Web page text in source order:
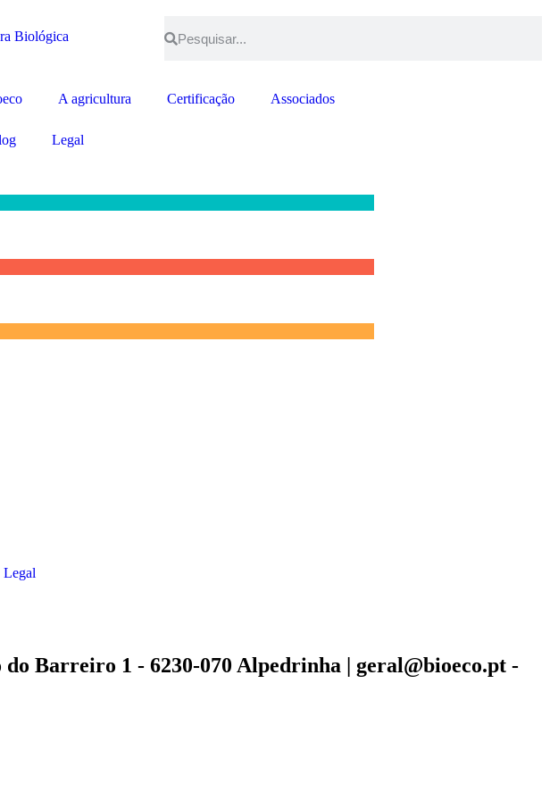
Biológica
A agricultura Certificação Associados
Legal
Legal
Barreiro 1 - 6230-070 Alpedrinha | geral@bioeco.pt -